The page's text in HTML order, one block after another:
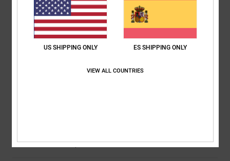
Comodidad: 5/5 Relación calidad-precio /5 Talla
Material: 5/5 Color: 5/5
5
Recomiendo este producto
US SHIPPING ONLY ES SHIPPING ONLY
VIEW ALL COUNTRIES